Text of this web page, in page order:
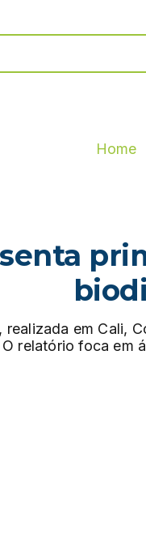
Home
realizada em Cali,
relatório foca em